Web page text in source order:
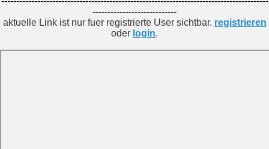
----------------------------
aktuelle Link ist nur fuer registrierte User sichtbar. registrieren
oder login.